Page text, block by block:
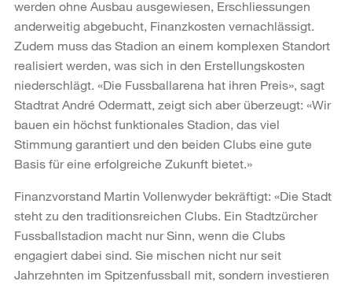
werden ohne Ausbau ausgewiesen, Erschliessungen
anderweitig abgebucht, Finanzkosten vernachlässigt.
Zudem muss das Stadion an einem komplexen Standort
realisiert werden, was sich in den Erstellungskosten
niederschlägt. «Die Fussballarena hat ihren Preis», sagt
Stadtrat André Odermatt, zeigt sich aber überzeugt: «Wir
bauen ein höchst funktionales Stadion, das viel
Stimmung garantiert und den beiden Clubs eine gute
Basis für eine erfolgreiche Zukunft bietet.»
Finanzvorstand Martin Vollenwyder bekräftigt: «Die Stadt
steht zu den traditionsreichen Clubs. Ein Stadtzürcher
Fussballstadion macht nur Sinn, wenn die Clubs
engagiert dabei sind. Sie mischen nicht nur seit
Jahrzehnten im Spitzenfussball mit, sondern investieren